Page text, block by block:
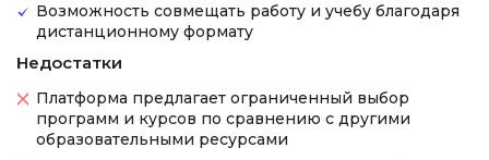
Возможность совмещать работу и учебу благодаря
дистанционному формату
Недостатки
Платформа предлагает ограниченный выбор
программ и курсов по сравнению с другими
образовательными ресурсами